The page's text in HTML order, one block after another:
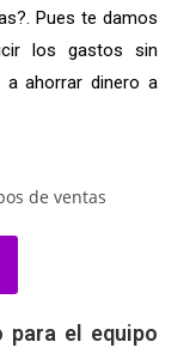
Pues te damos
los gastos sin
a ahorrar dinero a
para el equipo